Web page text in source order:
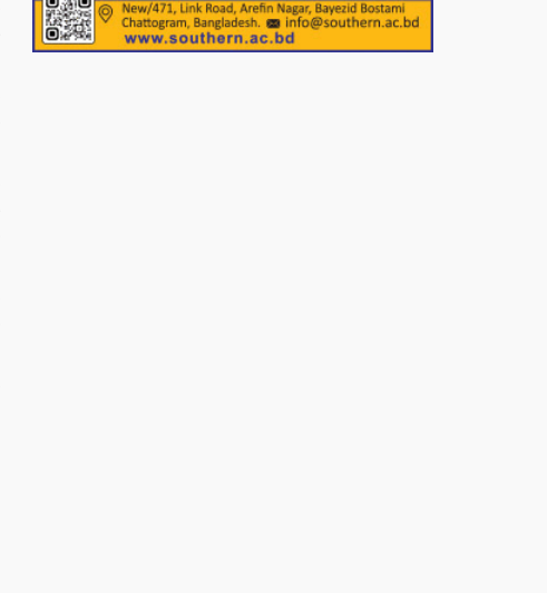
১১ দলীয় ঐক্য পোরশা উপজেলা শাখার
আয়োজনে ৫ আগস্ট জুলাই অভ্যুত্থানের